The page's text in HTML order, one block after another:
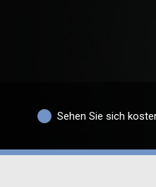
Sehen Sie sich